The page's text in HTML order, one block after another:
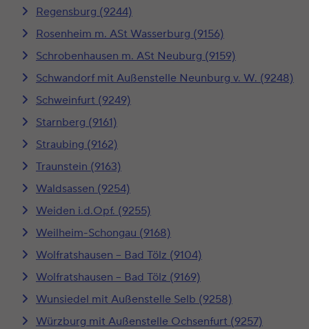
Regensburg (9244)
Rosenheim m. ASt Wasserburg (9156)
Schrobenhausen m. ASt Neuburg (9159)
Schwandorf mit Außenstelle Neunburg v. W. (9248)
Schweinfurt (9249)
Starnberg (9161)
Straubing (9162)
Traunstein (9163)
Waldsassen (9254)
Weiden i.d.Opf. (9255)
Weilheim-Schongau (9168)
Wolfratshausen – Bad Tölz (9104)
Wolfratshausen – Bad Tölz (9169)
Wunsiedel mit Außenstelle Selb (9258)
Würzburg mit Außenstelle Ochsenfurt (9257)